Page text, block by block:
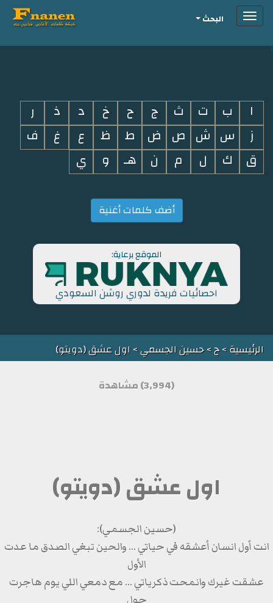
i
Toggleالبحث
ا ب ت ث ج ح خ د ذ
ر
ز
س ش ص ض ط ظ ع غ
ف
ق
ك ل م ن هـ و ي
أضف كلمات أغنية
الموقع برعاية:
احصائيات فريدة لدوري روشن السعودي
الرئيسية>ح>حسين الجسمي> اول عشق (دويتو)
(3,994) مشاهدة
اول عشق (دويتو)
(حسين الجسمي):
انت أول انسان أعشقه في حياتي ... والحين تبغي الصدق ما عدت
الأول
عشقت غيرك وانمحت ذكرياتي ... مع دمعي اللي يوم هاجرت
حول